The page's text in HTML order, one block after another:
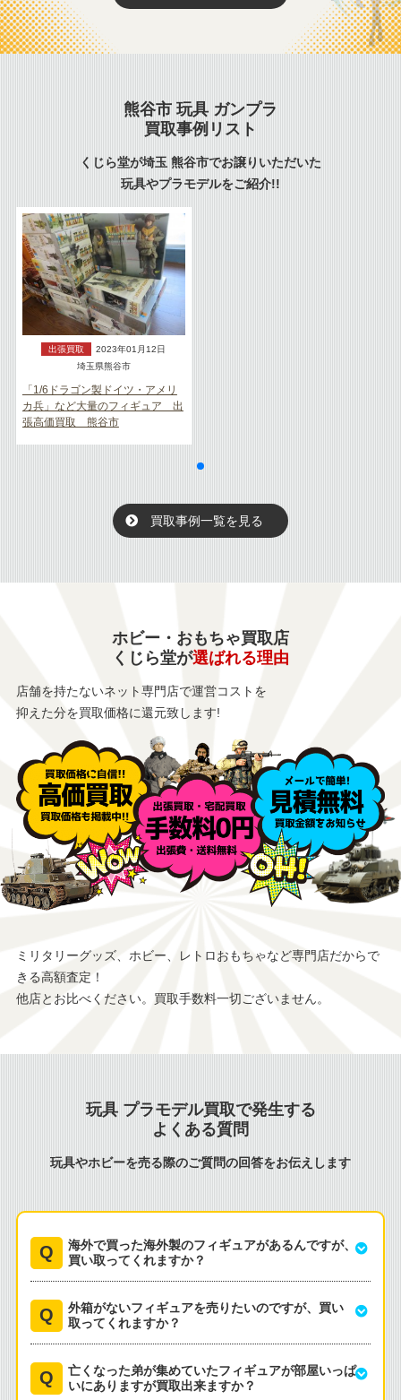
熊谷市 玩具 ガンプラ
買取事例リスト
くじら堂が埼玉 熊谷市でお譲りいただいた
玩具やプラモデルをご紹介!!
出張買取
2023年01月12日
埼玉県熊谷市
「1/6ドラゴン製ドイツ・アメリ
カ兵」など大量のフィギュア 出
張高価買取 熊谷市
買取事例一覧を見る
ホビー・おもちゃ買取店
くじら堂が選ばれる理由
店舗を持たないネット専門店で運営コストを
抑えた分を買取価格に還元致します!
ミリタリーグッズ、ホビー、レトロおもちゃなど専門店だからで
きる高額査定！
他店とお比べください。買取手数料一切ございません。
玩具 プラモデル買取で発生する
よくある質問
玩具やホビーを売る際のご質問の回答をお伝えします
海外で買った海外製のフィギュアがあるんですが、
買い取ってくれますか？
外箱がないフィギュアを売りたいのですが、買い
取ってくれますか？
亡くなった弟が集めていたフィギュアが部屋いっぱ
いにありますが買取出来ますか？